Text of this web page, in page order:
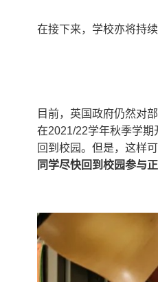
在接下来，学校亦将持
目前，英国政府仍然对
在2021/22学年秋季学
回到校园。但是，这样
同学尽快回到校园参与